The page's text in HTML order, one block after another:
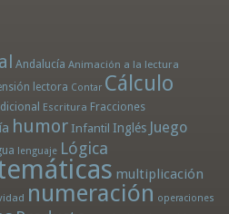
Andalucía Animación a la lectura
lectora Contar Cálculo
Escritura Fracciones
humor Infantil Inglés Juego
lenguaje Lógica
multiplicación
numeración operaciones